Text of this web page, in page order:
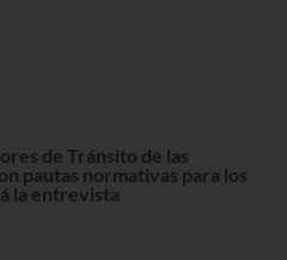
de Tránsito de las
pautas normativas para los
la entrevista